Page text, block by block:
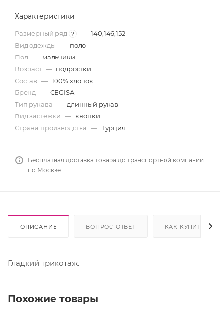
Характеристики
Размерный ряд ? — 140,146,152
Вид одежды — поло
Пол — мальчики
Возраст — подростки
Состав — 100% хлопок
Бренд — CEGISA
Тип рукава — длинный рукав
Вид застежки — кнопки
Страна производства — Турция
Бесплатная доставка товара до транспортной компании
по Москве
ОПИСАНИЕ ВОПРОС-ОТВЕТ КАК КУПИТЬ
Гладкий трикотаж.
Похожие товары